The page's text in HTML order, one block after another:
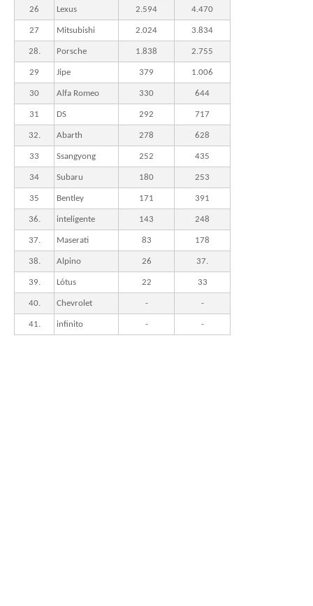
26 Lexus 2.594 4.470
27 Mitsubishi 2.024 3.834
28. Porsche 1.838 2.755
29 Jipe 379 1.006
30 Alfa Romeo 330 644
31 DS 292 717
32. Abarth 278 628
33 Ssangyong 252 435
34 Subaru 180 253
35 Bentley 171 391
36. inteligente 143 248
37. Maserati 83 178
38. Alpino 26 37.
39. Lótus 22 33
40. Chevrolet - -
41. infinito - -